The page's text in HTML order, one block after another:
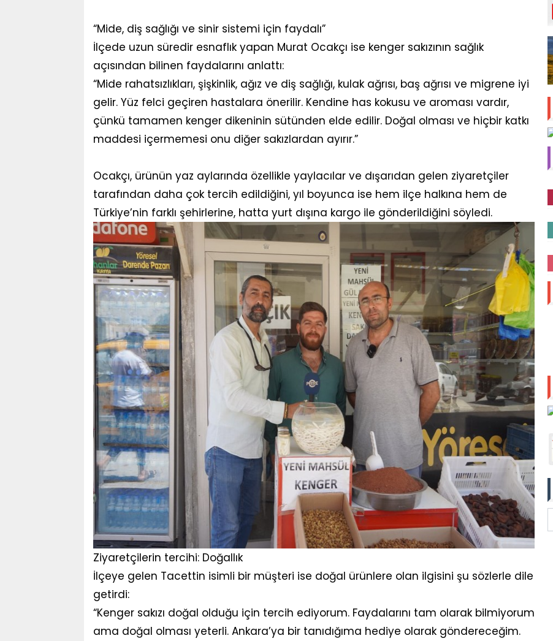
“Mide, diş sağlığı ve sinir sistemi için faydalı”
İlçede uzun süredir esnaflık yapan Murat Ocakçı ise kenger sakızının sağlık
açısından bilinen faydalarını anlattı:
“Mide rahatsızlıkları, şişkinlik, ağız ve diş sağlığı, kulak ağrısı, baş ağrısı ve migrene iyi
gelir. Yüz felci geçiren hastalara önerilir. Kendine has kokusu ve aroması vardır,
çünkü tamamen kenger dikeninin sütünden elde edilir. Doğal olması ve hiçbir katkı
maddesi içermemesi onu diğer sakızlardan ayırır.”
Ocakçı, ürünün yaz aylarında özellikle yaylacılar ve dışarıdan gelen ziyaretçiler
tarafından daha çok tercih edildiğini, yıl boyunca ise hem ilçe halkına hem de
Türkiye’nin farklı şehirlerine, hatta yurt dışına kargo ile gönderildiğini söyledi.
Ziyaretçilerin tercihi: Doğallık
İlçeye gelen Tacettin isimli bir müşteri ise doğal ürünlere olan ilgisini şu sözlerle dile
getirdi:
“Kenger sakızı doğal olduğu için tercih ediyorum. Faydalarını tam olarak bilmiyorum
ama doğal olması yeterli. Ankara’ya bir tanıdığıma hediye olarak göndereceğim.